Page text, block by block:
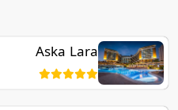
Aska Lara